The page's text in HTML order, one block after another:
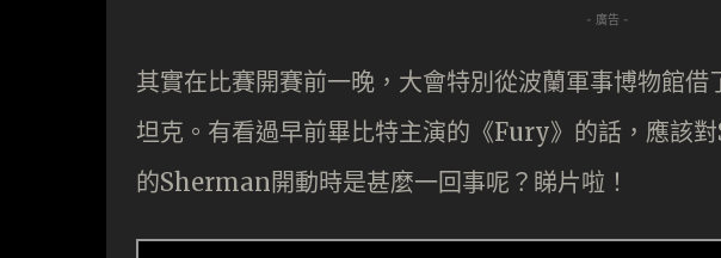
- 廣告 -
其實在比賽開賽前一晚，大會特別從波蘭軍事博物館
坦克。有看過早前畢比特主演的《Fury》的話，應該
的Sherman開動時是甚麼一回事呢？睇片啦！